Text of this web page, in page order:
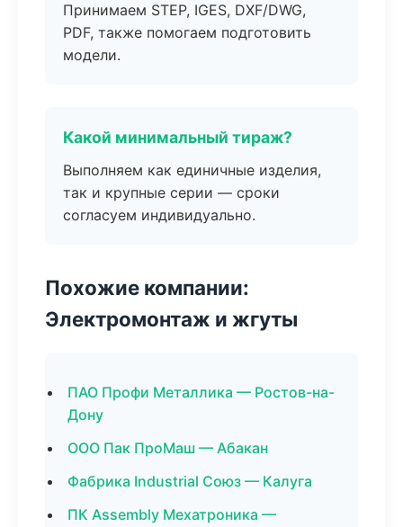
Принимаем STEP, IGES, DXF/DWG,
PDF, также помогаем подготовить
модели.
Какой минимальный тираж?
Выполняем как единичные изделия,
так и крупные серии — сроки
согласуем индивидуально.
Похожие компании:
Электромонтаж и жгуты
ПАО Профи Металлика — Ростов-на-
Дону
ООО Пак ПроМаш — Абакан
Фабрика Industrial Союз — Калуга
ПК Assembly Мехатроника —